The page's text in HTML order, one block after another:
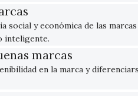
social y económica de las
inteligente.
marcas
en la marca y